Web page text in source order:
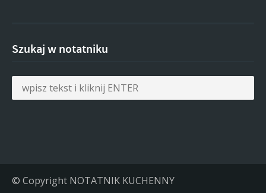
Szukaj w notatniku
© Copyright NOTATNIK KUCHENNY